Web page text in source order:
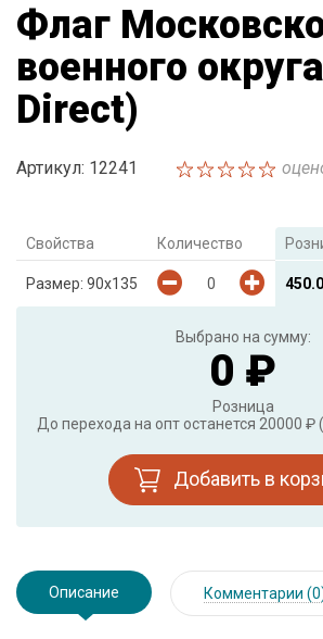
Флаг
военного
Direсt)
Артикул: 12241
Свойства Количество
Размер: 90х135
Выбрано на сумму:
0 ₽
Розница
До перехода на опт останется 20000 ₽
Добавить в
Описание Комментарии